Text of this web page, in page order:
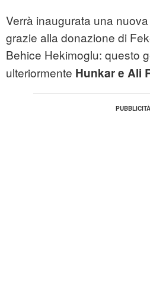
Verrà inaugurata una
grazie alla donazione di
Behice Hekimoglu: questo
ulteriormente Hunkar e Ali